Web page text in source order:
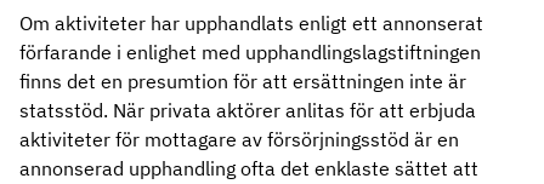
Om aktiviteter har upphandlats enligt ett annonserat
förfarande i enlighet med upphandlingslagstiftningen
finns det en presumtion för att ersättningen inte är
statsstöd. När privata aktörer anlitas för att erbjuda
aktiviteter för mottagare av försörjningsstöd är en
annonserad upphandling ofta det enklaste sättet att